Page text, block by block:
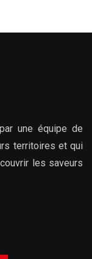
une équipe de
territoires et qui
les saveurs